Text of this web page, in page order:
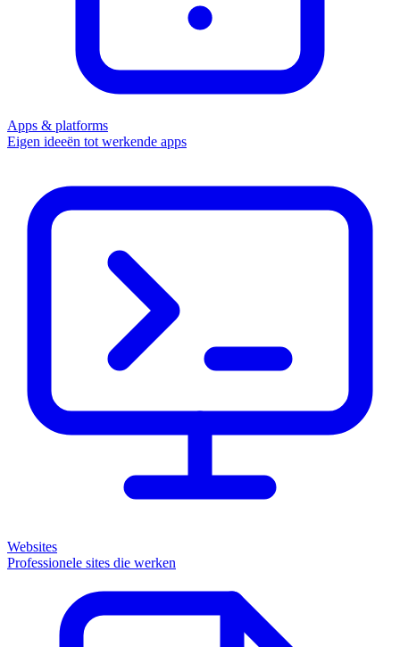
Apps & platforms
Eigen ideeën tot werkende apps
Websites
Professionele sites die werken